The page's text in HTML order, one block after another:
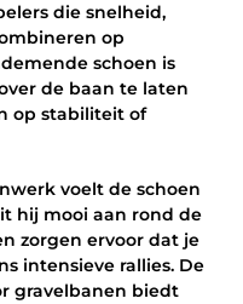
die snelheid,
op
schoen is
de baan te laten
op stabiliteit of
voelt de schoen
hij mooi aan rond de
zorgen ervoor dat je
intensieve rallies. De
gravelbanen biedt